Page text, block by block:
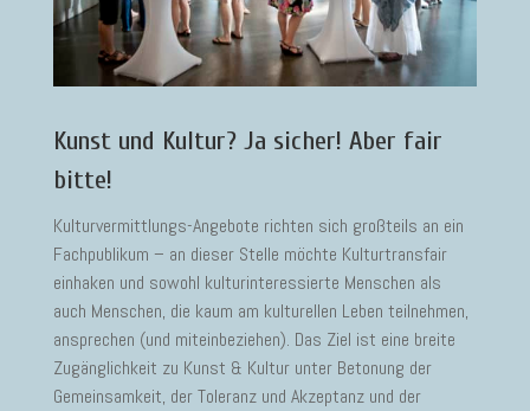
Kunst und Kultur? Ja sicher! Aber fair
bitte!
Kulturvermittlungs-Angebote richten sich großteils an ein
Fachpublikum – an dieser Stelle möchte Kulturtransfair
einhaken und sowohl kulturinteressierte Menschen als
auch Menschen, die kaum am kulturellen Leben teilnehmen,
ansprechen (und miteinbeziehen). Das Ziel ist eine breite
Zugänglichkeit zu Kunst & Kultur unter Betonung der
Gemeinsamkeit, der Toleranz und Akzeptanz und der